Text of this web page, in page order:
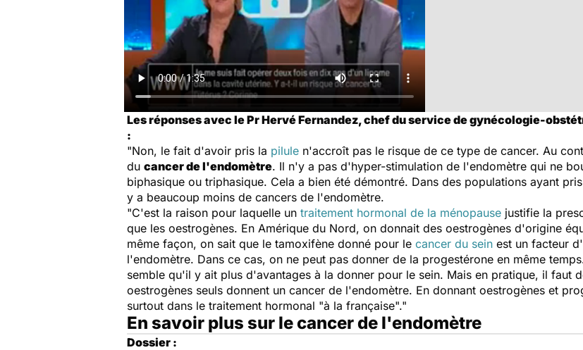
Les réponses avec le Pr Hervé Fernandez, chef du service de gynécologie-
:
"Non, le fait d'avoir pris la pilule n'accroît pas le risque de ce type de cancer. Au
du cancer de l'endomètre. Il n'y a pas d'hyper-stimulation de l'endomètre qui ne
biphasique ou triphasique. Cela a bien été démontré. Dans des populations ayant
y a beaucoup moins de cancers de l'endomètre.
"C'est la raison pour laquelle un traitement hormonal de la ménopause justifie la
que les oestrogènes. En Amérique du Nord, on donnait des oestrogènes d'origine
même façon, on sait que le tamoxifène donné pour le cancer du sein est un facteur
l'endomètre. Dans ce cas, on ne peut pas donner de la progestérone en même
semble qu'il y ait plus d'avantages à la donner pour le sein. Mais en pratique, il faut
oestrogènes seuls donnent un cancer de l'endomètre. En donnant oestrogènes et
surtout dans le traitement hormonal "à la française"."
En savoir plus sur le cancer de l'endomètre
Dossier :